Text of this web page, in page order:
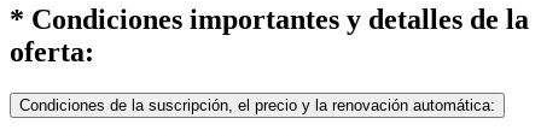
* Condiciones importantes y detalles de la
oferta:
Condiciones de la suscripción, el precio y la renovación automática: